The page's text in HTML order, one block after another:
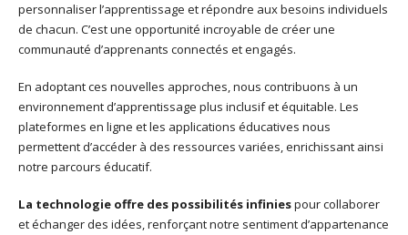
personnaliser l’apprentissage et répondre aux besoins individuels
de chacun. C’est une opportunité incroyable de créer une
communauté d’apprenants connectés et engagés.
En adoptant ces nouvelles approches, nous contribuons à un
environnement d’apprentissage plus inclusif et équitable. Les
plateformes en ligne et les applications éducatives nous
permettent d’accéder à des ressources variées, enrichissant ainsi
notre parcours éducatif.
La technologie offre des possibilités infiniespour collaborer
et échanger des idées, renforçant notre sentiment d’appartenance